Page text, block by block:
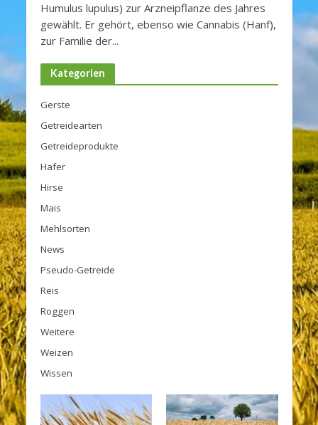
Humulus lupulus) zur Arzneipflanze des Jahres
gewählt. Er gehört, ebenso wie Cannabis (Hanf),
zur Familie der...
Kategorien
Gerste
Getreidearten
Getreideprodukte
Hafer
Hirse
Mais
Mehlsorten
News
Pseudo-Getreide
Reis
Roggen
Weitere
Weizen
Wissen